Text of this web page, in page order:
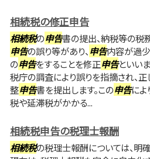
相続税の修正申告
相続税の申告書の提出、納税等の税
申告の誤り等があり、 申告内容が過少
の申告をすることを修正申告といい
税庁の調査により誤りを指摘され、正
整申告書を提出します。この申告によ
税や延滞税がかかる...
相続税申告の税理士報酬
相続税の税理士報酬については、明